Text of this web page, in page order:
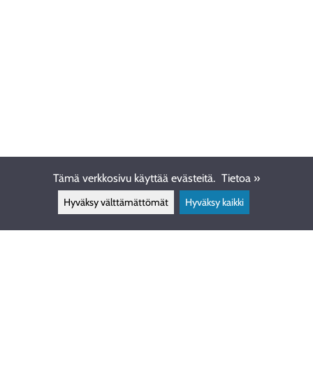
Tämä verkkosivu käyttää evästeitä. Tietoa »
Hyväksy välttämättömät Hyväksy kaikki